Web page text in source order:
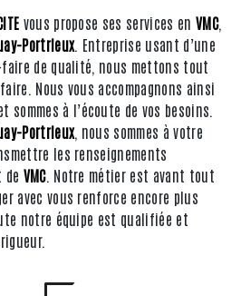
vous propose ses services en VMC,
Portrieux. Entreprise usant d’une
faire de qualité, nous mettons tout
Nous vous accompagnons ainsi
sommes à l’écoute de vos besoins.
Portrieux, nous sommes à votre
les renseignements
de VMC. Notre métier est avant tout
avec vous renforce encore plus
notre équipe est qualifiée et